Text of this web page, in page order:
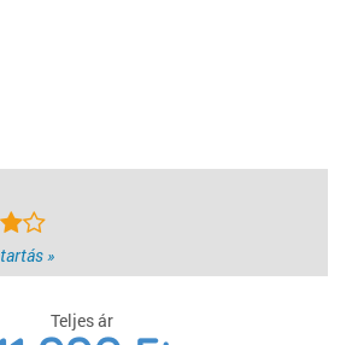
»
Teljes ár